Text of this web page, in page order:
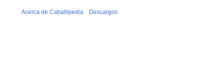
Acerca de Caballipedia Descargos